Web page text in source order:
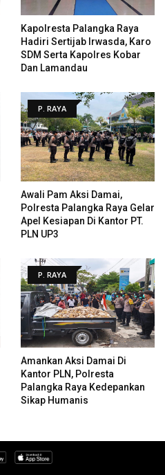
Kapolresta Palangka Raya
Hadiri Sertijab Irwasda, Karo
SDM Serta Kapolres Kobar
Dan Lamandau
P. RAYA
Awali Pam Aksi Damai,
Polresta Palangka Raya Gelar
Apel Kesiapan Di Kantor PT.
PLN UP3
P. RAYA
Amankan Aksi Damai Di
Kantor PLN, Polresta
Palangka Raya Kedepankan
Sikap Humanis